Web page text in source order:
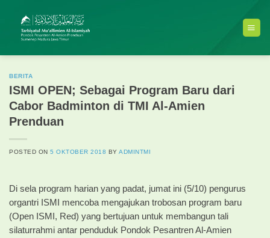
content
BERITA
ISMI OPEN; Sebagai Program Baru dari
Cabor Badminton di TMI Al-Amien
Prenduan
POSTED ON5 OKTOBER 2018 BYADMINTMI
Di sela program harian yang padat, jumat ini (5/10) pengurus
organtri ISMI mencoba mengajukan trobosan program baru
(Open ISMI, Red) yang bertujuan untuk membangun tali
silaturrahmi antar penduduk Pondok Pesantren Al-Amien